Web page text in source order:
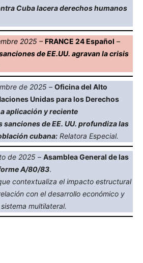
Cuba lacera derechos humanos
2025 –FRANCE 24 Español –
de EE.UU. agravan la crisis
de 2025 – Oficina del Alto
Unidas para los Derechos
aplicación y reciente
de EE. UU. profundiza las
cubana: Relatora Especial.
de 2025 – Asamblea General de las
A/80/83.
contextualiza el impacto estructural
con el desarrollo económico y
multilateral.